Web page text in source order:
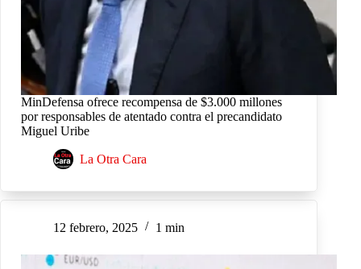
MinDefensa ofrece recompensa de $3.000 millones
por responsables de atentado contra el precandidato
Miguel Uribe
La Otra Cara
12 febrero, 2025 1 min